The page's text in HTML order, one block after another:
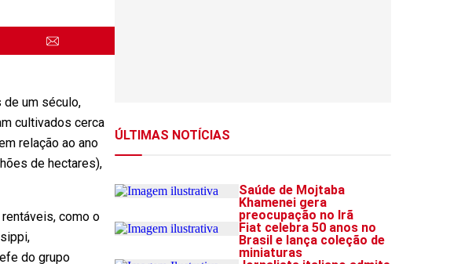
de um século,
cultivados cerca
relação ao ano
de hectares),
como o
do grupo